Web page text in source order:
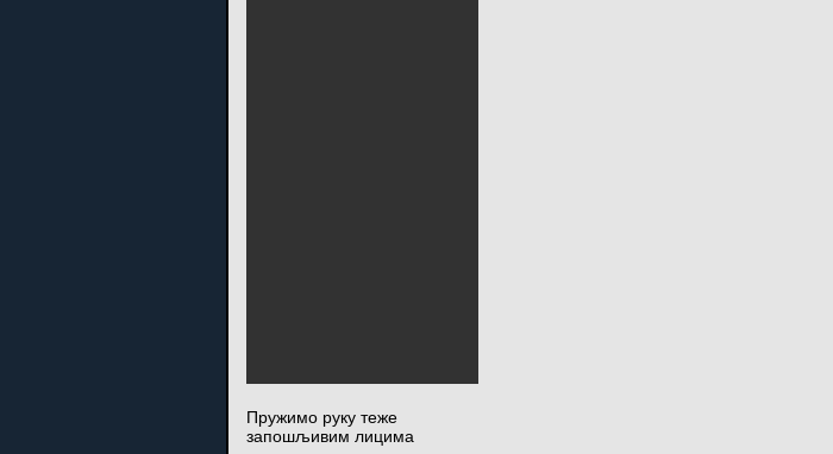
Пружимо руку теже
запошљивим лицима